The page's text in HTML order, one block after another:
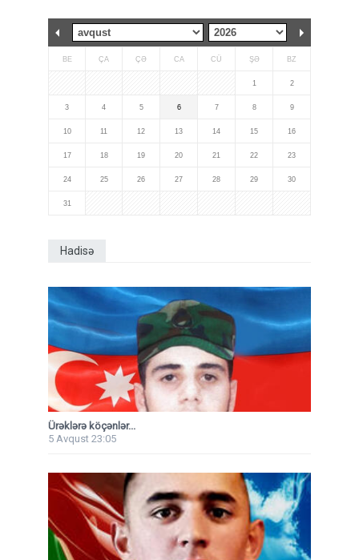
BE ÇA ÇƏ CA CÜ ŞƏ BZ
1 2
3 4 5 6 7 8 9
10 11 12 13 14 15 16
17 18 19 20 21 22 23
24 25 26 27 28 29 30
31
Hadisə
Ürəklərə köçənlər...
5 Avqust 23:05